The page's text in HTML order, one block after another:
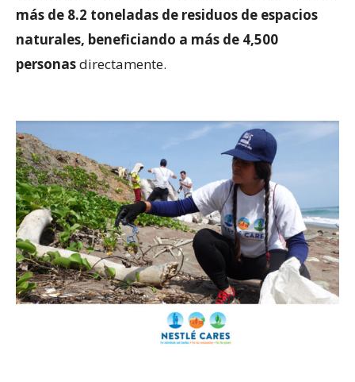
más de 8.2 toneladas de residuos de espacios
naturales, beneficiando a más de 4,500
personasdirectamente.